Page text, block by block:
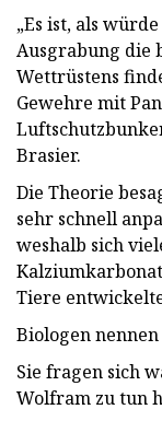
„Es ist, als
Ausgrabung die
Wettrüstens
Gewehre mit
Brasier.
Die Theorie
sehr schnell
weshalb sich
Tiere
Biologen
Sie fragen sich
Wolfram zu tun